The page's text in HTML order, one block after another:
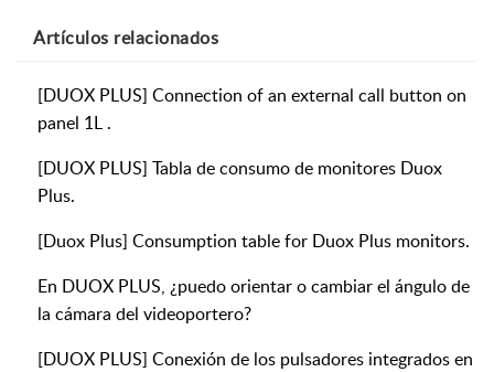
Artículos relacionados
[DUOX PLUS] Connection of an external call button on
panel 1L .
[DUOX PLUS] Tabla de consumo de monitores Duox
Plus.
[Duox Plus] Consumption table for Duox Plus monitors.
En DUOX PLUS, ¿puedo orientar o cambiar el ángulo de
la cámara del videoportero?
[DUOX PLUS] Conexión de los pulsadores integrados en